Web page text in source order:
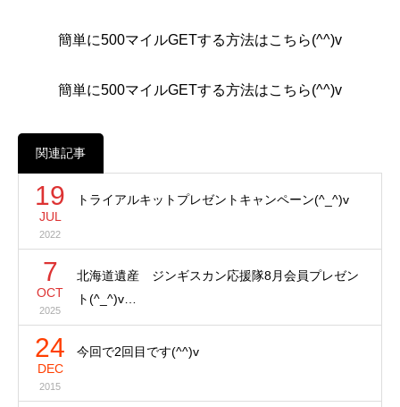
簡単に500マイルGETする方法はこちら(^^)v
簡単に500マイルGETする方法はこちら(^^)v
関連記事
19
JUL
2022
トライアルキットプレゼントキャンペーン(^_^)v
7
OCT
2025
北海道遺産 ジンギスカン応援隊8月会員プレゼン
ト(^_^)v…
24
DEC
2015
今回で2回目です(^^)v